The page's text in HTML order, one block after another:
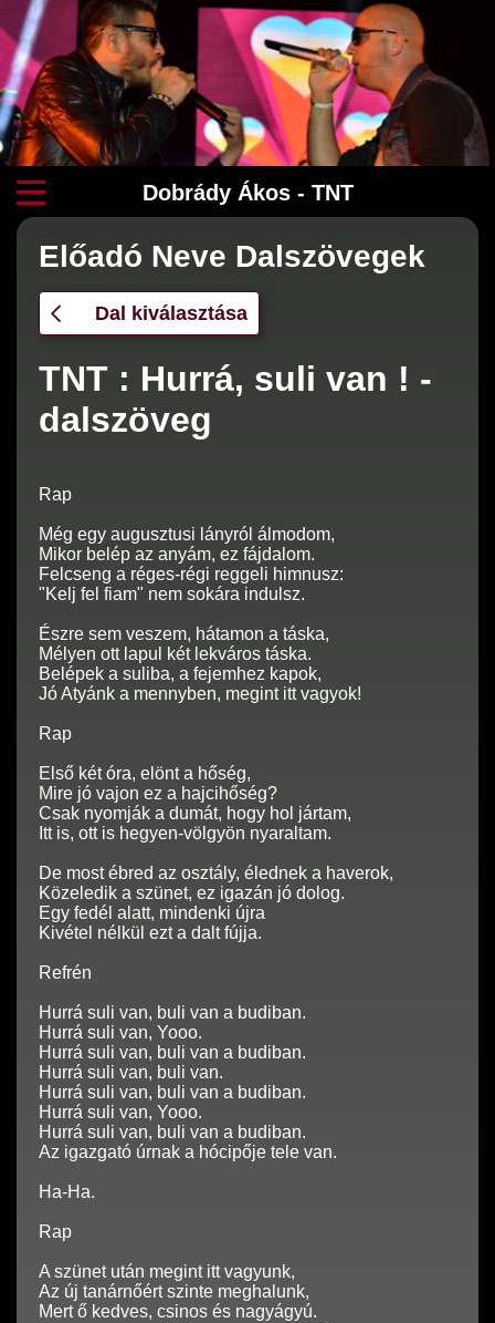
Dobrády Ákos - TNT
Előadó Neve Dalszövegek
Dal kiválasztása
TNT : Hurrá, suli van ! -
dalszöveg
Rap
Még egy augusztusi lányról álmodom,
Mikor belép az anyám, ez fájdalom.
Felcseng a réges-régi reggeli himnusz:
"Kelj fel fiam" nem sokára indulsz.
Észre sem veszem, hátamon a táska,
Mélyen ott lapul két lekváros táska.
Belépek a suliba, a fejemhez kapok,
Jó Atyánk a mennyben, megint itt vagyok!
Rap
Első két óra, elönt a hőség,
Mire jó vajon ez a hajcihőség?
Csak nyomják a dumát, hogy hol jártam,
Itt is, ott is hegyen-völgyön nyaraltam.
De most ébred az osztály, élednek a haverok,
Közeledik a szünet, ez igazán jó dolog.
Egy fedél alatt, mindenki újra
Kivétel nélkül ezt a dalt fújja.
Refrén
Hurrá suli van, buli van a budiban.
Hurrá suli van, Yooo.
Hurrá suli van, buli van a budiban.
Hurrá suli van, buli van.
Hurrá suli van, buli van a budiban.
Hurrá suli van, Yooo.
Hurrá suli van, buli van a budiban.
Az igazgató úrnak a hócipője tele van.
Ha-Ha.
Rap
A szünet után megint itt vagyunk,
Az új tanárnőért szinte meghalunk,
Mert ő kedves, csinos és nagyágyú.